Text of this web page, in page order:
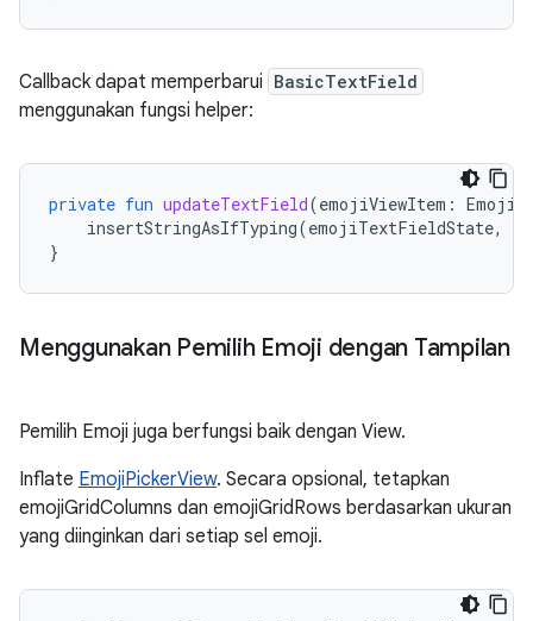
Callback dapat memperbarui BasicTextField
menggunakan fungsi helper:
private fun updateTextField(emojiViewItem :
insertStringAsIfTyping(emojiTextFieldState,
}
Menggunakan Pemilih Emoji dengan Tampilan
Pemilih Emoji juga berfungsi baik dengan View.
Inflate EmojiPickerView. Secara opsional, tetapkan
emojiGridColumns dan emojiGridRows berdasarkan ukuran
yang diinginkan dari setiap sel emoji.